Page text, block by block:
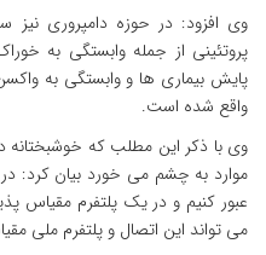
وی افزود: در حوزه دامپروری نیز
پروتئینی از جمله وابستگی به
پایش بیماری ها و وابستگی به
واقع شده است.
وی با ذکر این مطلب که
موارد به چشم می خورد بیان کرد: در
عبور کنیم و در یک پلتفرم مقیاس
می تواند این اتصال و پلتفرم ملی